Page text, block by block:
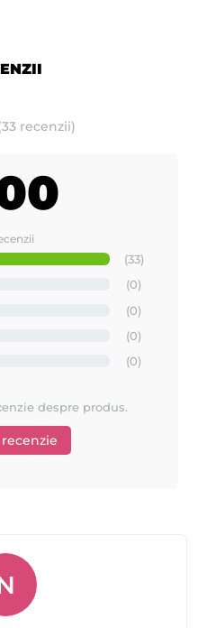
recenzii)
(33)
(0)
(0)
(0)
(0)
despre produs.